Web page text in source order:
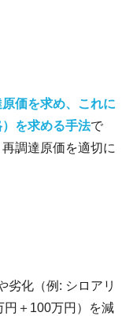
価を求め、これに
を求める手法で
調達原価を適切に
劣化（例: シロアリ
円＋100万円）を減